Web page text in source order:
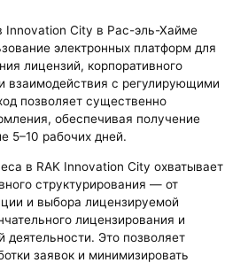
Innovation City в Рас-эль-Хайме
электронных платформ для
лицензий, корпоративного
взаимодействия с регулирующими
позволяет существенно
обеспечивая получение
5–10 рабочих дней.
в RAK Innovation City охватывает
структурирования — от
и выбора лицензируемой
лицензирования и
деятельности. Это позволяет
заявок и минимизировать